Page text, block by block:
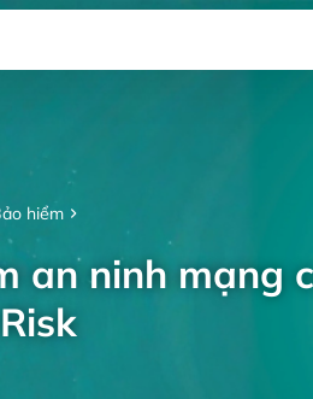
hiểm
an ninh mạng